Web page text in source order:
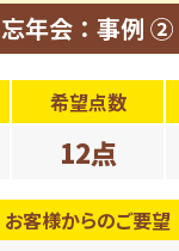
忘年会：事例 ②
希望点数
12点
お客様からのご要望